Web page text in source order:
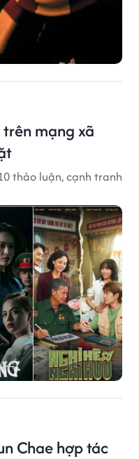
mạng xã
thảo luận, cạnh tranh
Chae hợp tác